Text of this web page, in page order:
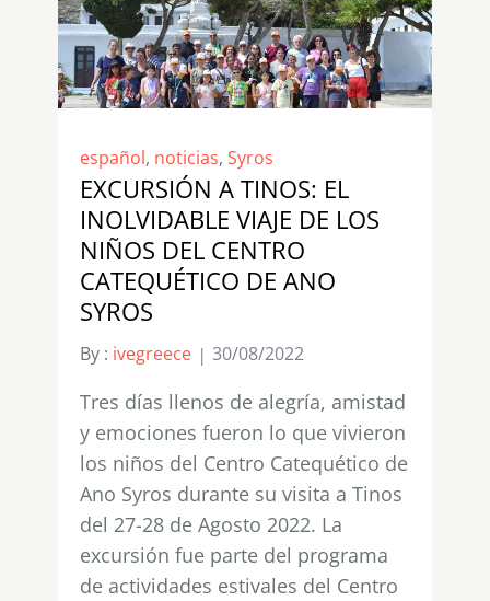
español, noticias, Syros
EXCURSIÓN A TINOS: EL
INOLVIDABLE VIAJE DE LOS
NIÑOS DEL CENTRO
CATEQUÉTICO DE ANO
SYROS
By : ivegreece 30/08/2022
Tres días llenos de alegría, amistad
y emociones fueron lo que vivieron
los niños del Centro Catequético de
Ano Syros durante su visita a Tinos
del 27-28 de Agosto 2022. La
excursión fue parte del programa
de actividades estivales del Centro